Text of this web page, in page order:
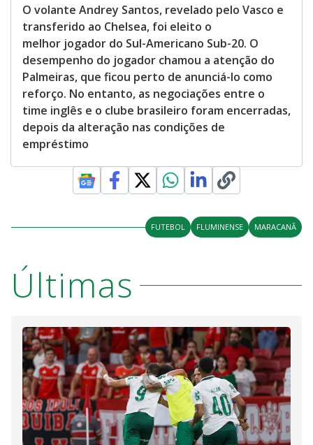
O volante Andrey Santos, revelado pelo Vasco e
transferido ao Chelsea, foi eleito o
melhor jogador do Sul-Americano Sub-20. O
desempenho do jogador chamou a atenção do
Palmeiras, que ficou perto de anunciá-lo como
reforço. No entanto, as negociações entre o
time inglês e o clube brasileiro foram encerradas,
depois da alteração nas condições de
empréstimo
FUTEBOL FLUMINENSE MARACANÃ
Últimas